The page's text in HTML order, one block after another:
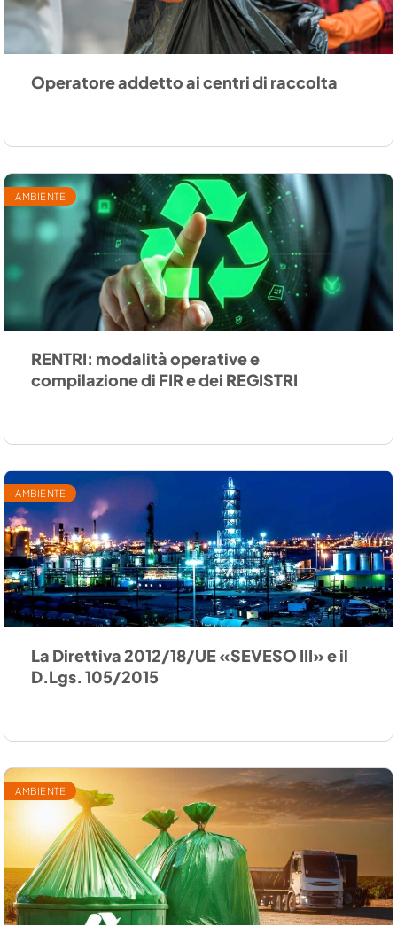
Operatore addetto ai centri di raccolta
AMBIENTE
RENTRI: modalità operative e
compilazione di FIR e dei REGISTRI
AMBIENTE
La Direttiva 2012/18/UE «SEVESO III» e il
D.Lgs. 105/2015
AMBIENTE